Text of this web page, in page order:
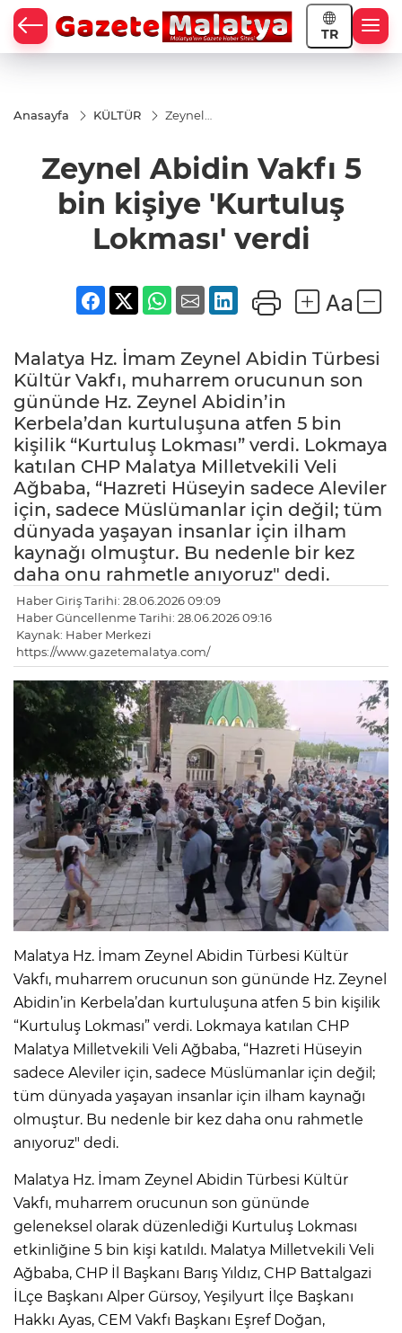
TR
Anasayfa KÜLTÜR
Zeynel
bin
kişiye
Lokması'
verdi
Zeynel Abidin Vakfı 5
bin kişiye 'Kurtuluş
Lokması' verdi
Malatya Hz. İmam Zeynel Abidin Türbesi
Kültür Vakfı, muharrem orucunun son
gününde Hz. Zeynel Abidin’in
Kerbela’dan kurtuluşuna atfen 5 bin
kişilik “Kurtuluş Lokması” verdi. Lokmaya
katılan CHP Malatya Milletvekili Veli
Ağbaba, “Hazreti Hüseyin sadece Aleviler
için, sadece Müslümanlar için değil; tüm
dünyada yaşayan insanlar için ilham
kaynağı olmuştur. Bu nedenle bir kez
daha onu rahmetle anıyoruz" dedi.
Haber Giriş Tarihi: 28.06.2026 09:09
Haber Güncellenme Tarihi: 28.06.2026 09:16
Kaynak: Haber Merkezi
https://www.gazetemalatya.com/
Malatya Hz. İmam Zeynel Abidin Türbesi Kültür
Vakfı, muharrem orucunun son gününde Hz. Zeynel
Abidin’in Kerbela’dan kurtuluşuna atfen 5 bin kişilik
“Kurtuluş Lokması” verdi. Lokmaya katılan CHP
Malatya Milletvekili Veli Ağbaba, “Hazreti Hüseyin
sadece Aleviler için, sadece Müslümanlar için değil;
tüm dünyada yaşayan insanlar için ilham kaynağı
olmuştur. Bu nedenle bir kez daha onu rahmetle
anıyoruz" dedi.
Malatya Hz. İmam Zeynel Abidin Türbesi Kültür
Vakfı, muharrem orucunun son gününde
geleneksel olarak düzenlediği Kurtuluş Lokması
etkinliğine 5 bin kişi katıldı. Malatya Milletvekili Veli
Ağbaba, CHP İl Başkanı Barış Yıldız, CHP Battalgazi
İLçe Başkanı Alper Gürsoy, Yeşilyurt İlçe Başkanı
Hakkı Ayas, CEM Vakfı Başkanı Eşref Doğan,